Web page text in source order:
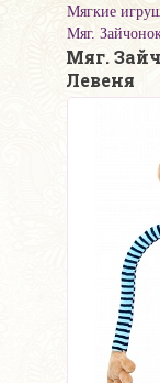
Мягкие
Мяг.
Мяг.
Левеня